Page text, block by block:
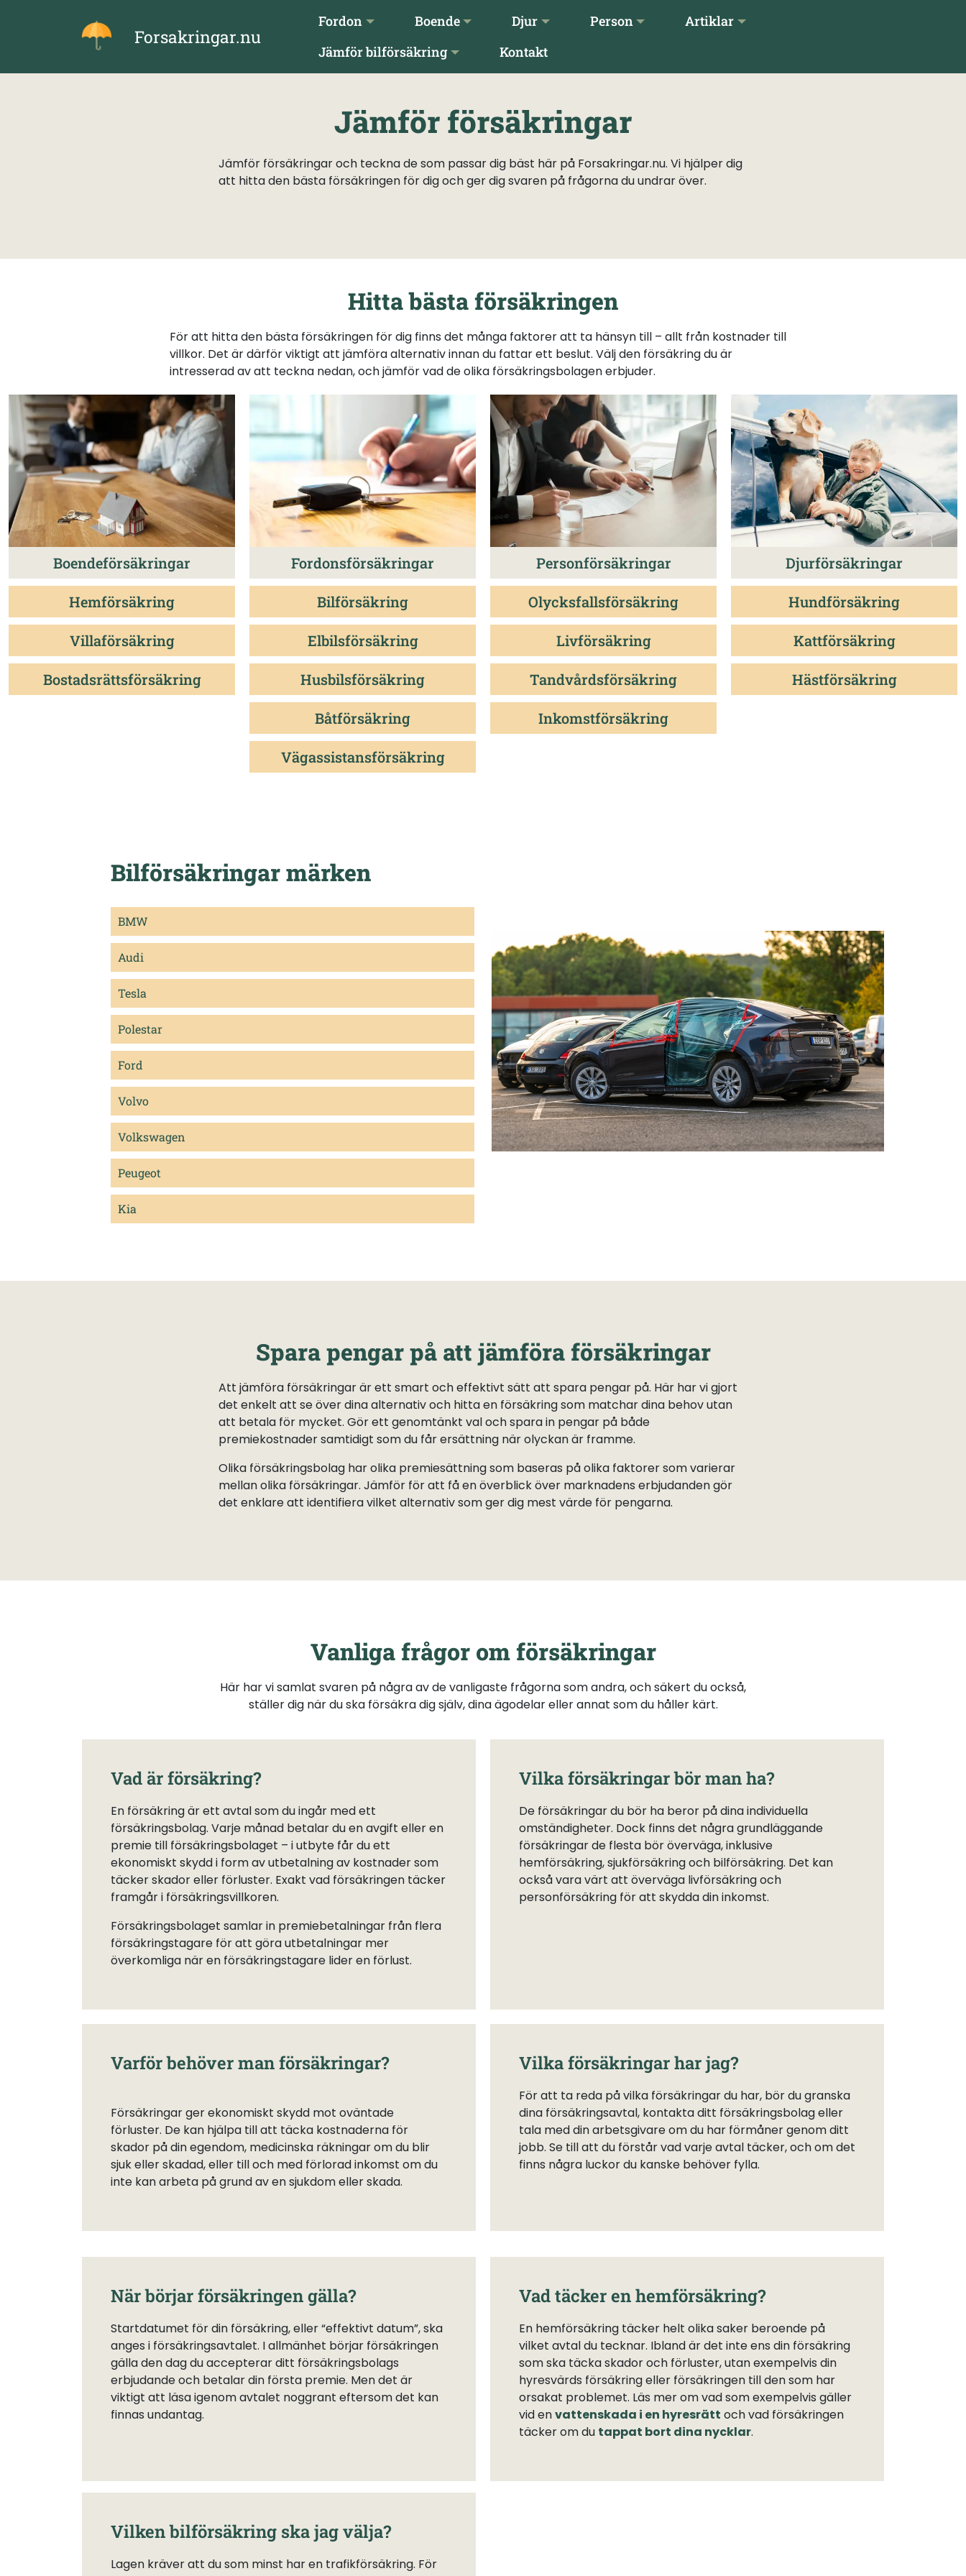
Forsakringar.nu
Fordon Boende Djur Person
Artiklar
Jämför bilförsäkring
Kontakt
Jämför försäkringar
Jämför försäkringar och teckna de som passar dig bäst här på Forsakringar.nu. Vi hjälper dig
att hitta den bästa försäkringen för dig och ger dig svaren på frågorna du undrar över.
Hitta bästa försäkringen
För att hitta den bästa försäkringen för dig finns det många faktorer att ta hänsyn till – allt från kostnader till
villkor. Det är därför viktigt att jämföra alternativ innan du fattar ett beslut. Välj den försäkring du är
intresserad av att teckna nedan, och jämför vad de olika försäkringsbolagen erbjuder.
Boendeförsäkringar
Hemförsäkring
Villaförsäkring
Bostadsrättsförsäkring
Fordonsförsäkringar
Bilförsäkring
Elbilsförsäkring
Husbilsförsäkring
Båtförsäkring
Vägassistansförsäkring
Personförsäkringar
Olycksfallsförsäkring
Livförsäkring
Tandvårdsförsäkring
Inkomstförsäkring
Djurförsäkringar
Hundförsäkring
Kattförsäkring
Hästförsäkring
Bilförsäkringar märken
BMW
Audi
Tesla
Polestar
Ford
Volvo
Volkswagen
Peugeot
Kia
Spara pengar på att jämföra försäkringar
Att jämföra försäkringar är ett smart och effektivt sätt att spara pengar på. Här har vi gjort
det enkelt att se över dina alternativ och hitta en försäkring som matchar dina behov utan
att betala för mycket. Gör ett genomtänkt val och spara in pengar på både
premiekostnader samtidigt som du får ersättning när olyckan är framme.
Olika försäkringsbolag har olika premiesättning som baseras på olika faktorer som varierar
mellan olika försäkringar. Jämför för att få en överblick över marknadens erbjudanden gör
det enklare att identifiera vilket alternativ som ger dig mest värde för pengarna.
Vanliga frågor om försäkringar
Här har vi samlat svaren på några av de vanligaste frågorna som andra, och säkert du också,
ställer dig när du ska försäkra dig själv, dina ägodelar eller annat som du håller kärt.
Vad är försäkring?
En försäkring är ett avtal som du ingår med ett
försäkringsbolag. Varje månad betalar du en avgift eller en
premie till försäkringsbolaget – i utbyte får du ett
ekonomiskt skydd i form av utbetalning av kostnader som
täcker skador eller förluster. Exakt vad försäkringen täcker
framgår i försäkringsvillkoren.
Försäkringsbolaget samlar in premiebetalningar från flera
försäkringstagare för att göra utbetalningar mer
överkomliga när en försäkringstagare lider en förlust.
Vilka försäkringar bör man ha?
De försäkringar du bör ha beror på dina individuella
omständigheter. Dock finns det några grundläggande
försäkringar de flesta bör överväga, inklusive
hemförsäkring, sjukförsäkring och bilförsäkring. Det kan
också vara värt att överväga livförsäkring och
personförsäkring för att skydda din inkomst.
Varför behöver man försäkringar?
Försäkringar ger ekonomiskt skydd mot oväntade
förluster. De kan hjälpa till att täcka kostnaderna för
skador på din egendom, medicinska räkningar om du blir
sjuk eller skadad, eller till och med förlorad inkomst om du
inte kan arbeta på grund av en sjukdom eller skada.
Vilka försäkringar har jag?
För att ta reda på vilka försäkringar du har, bör du granska
dina försäkringsavtal, kontakta ditt försäkringsbolag eller
tala med din arbetsgivare om du har förmåner genom ditt
jobb. Se till att du förstår vad varje avtal täcker, och om det
finns några luckor du kanske behöver fylla.
När börjar försäkringen gälla?
Startdatumet för din försäkring, eller “effektivt datum”, ska
anges i försäkringsavtalet. I allmänhet börjar försäkringen
gälla den dag du accepterar ditt försäkringsbolags
erbjudande och betalar din första premie. Men det är
viktigt att läsa igenom avtalet noggrant eftersom det kan
finnas undantag.
Vad täcker en hemförsäkring?
En hemförsäkring täcker helt olika saker beroende på
vilket avtal du tecknar. Ibland är det inte ens din försäkring
som ska täcka skador och förluster, utan exempelvis din
hyresvärds försäkring eller försäkringen till den som har
orsakat problemet. Läs mer om vad som exempelvis gäller
vid envattenskada i en hyresrätt och vad försäkringen
täcker om du tappat bort dina nycklar.
Vilken bilförsäkring ska jag välja?
Lagen kräver att du som minst har en trafikförsäkring. För